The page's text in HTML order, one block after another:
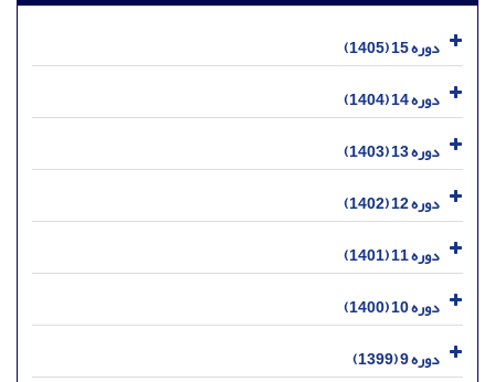
دوره 15 (1405)
دوره 14 (1404)
دوره 13 (1403)
دوره 12 (1402)
دوره 11 (1401)
دوره 10 (1400)
دوره 9 (1399)